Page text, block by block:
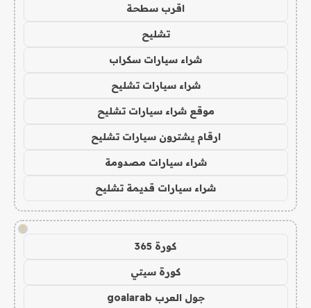
اقرب سطحة
تشليح
شراء سيارات سكراب
شراء سيارات تشليح
موقع شراء سيارات تشليح
ارقام يشترون سيارات تشليح
شراء سيارات مصدومة
شراء سيارات قديمة تشليح
!
كورة 365
كورة سيتي
جول العرب goalarab